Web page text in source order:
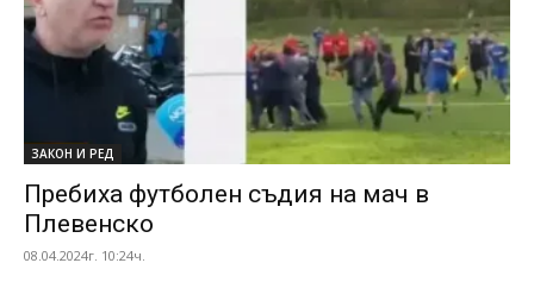
ЗАКОН И РЕД
Пребиха футболен съдия на мач в
Плевенско
08.04.2024г. 10:24ч.